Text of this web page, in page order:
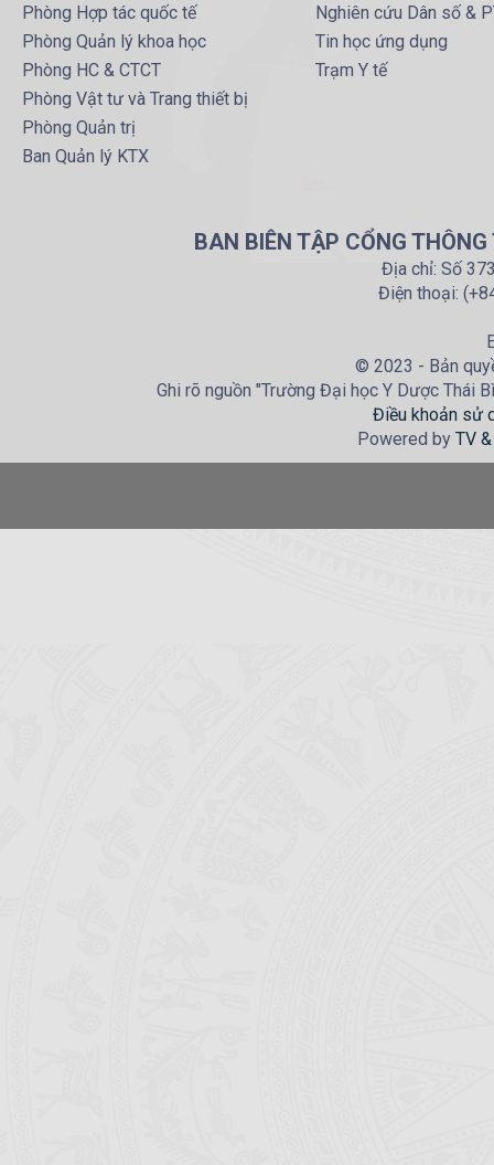
Phòng Hợp tác quốc tế
Phòng Quản lý khoa học
Phòng HC & CTCT
Phòng Vật tư và Trang thiết bị
Phòng Quản trị
Ban Quản lý KTX
Nghiên cứu Dân số &
Tin học ứng dụng
Trạm Y tế
BAN BIÊN TẬP CỔNG
Địa chỉ: Số
Điện thoại:
© 2023 - Bản
Ghi rõ nguồn "Trường Đại học Y Dược Thái
Điều khoản sử
Powered by TV